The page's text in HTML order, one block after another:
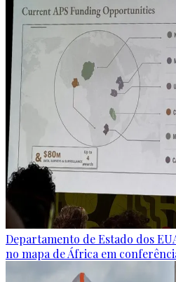
Departamento de Estado dos
no mapa de África em